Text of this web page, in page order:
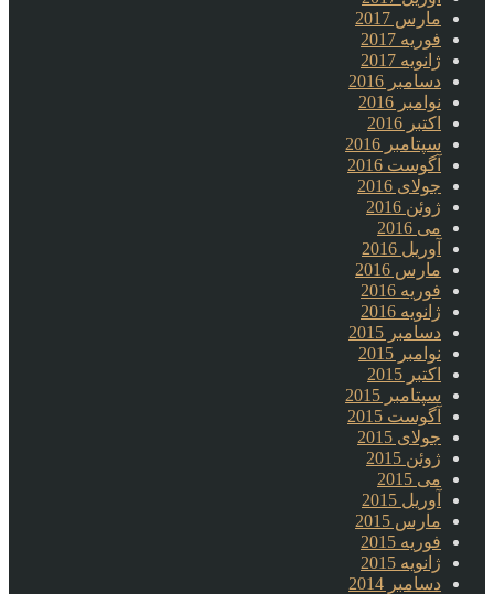
مارس 2017
فوریه 2017
ژانویه 2017
دسامبر 2016
نوامبر 2016
اکتبر 2016
سپتامبر 2016
آگوست 2016
جولای 2016
ژوئن 2016
می 2016
آوریل 2016
مارس 2016
فوریه 2016
ژانویه 2016
دسامبر 2015
نوامبر 2015
اکتبر 2015
سپتامبر 2015
آگوست 2015
جولای 2015
ژوئن 2015
می 2015
آوریل 2015
مارس 2015
فوریه 2015
ژانویه 2015
دسامبر 2014